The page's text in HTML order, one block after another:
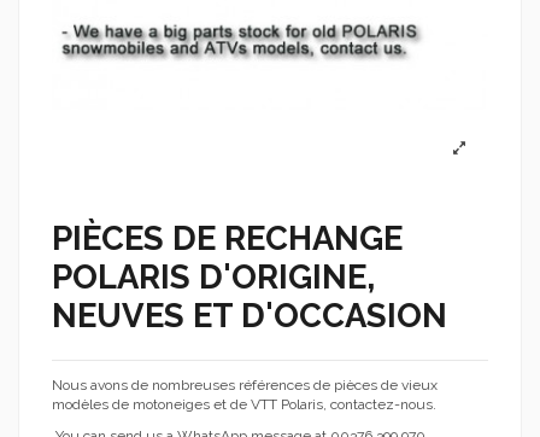
PIÈCES DE RECHANGE
POLARIS D'ORIGINE,
NEUVES ET D'OCCASION
Nous avons de nombreuses références de pièces de vieux
modèles de motoneiges et de VTT Polaris, contactez-nous.